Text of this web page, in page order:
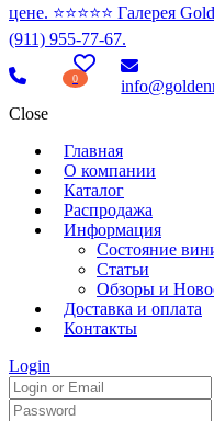
цене. ⭐️⭐️⭐️⭐️⭐️ Галерея
(911) 955-77-67.
0
Close
Главная
О компании
Каталог
Распродажа
Информация
Состояние
Статьи
Обзоры и
Доставка и оплата
Контакты
Login